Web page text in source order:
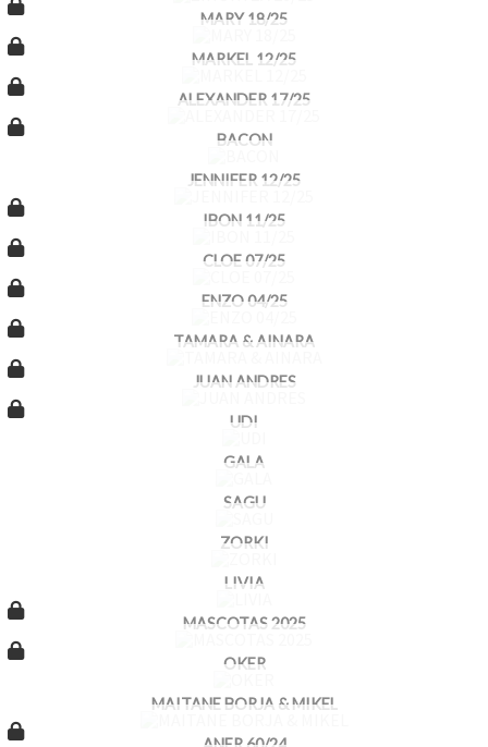
MARY 18/25
MARKEL 12/25
ALEXANDER 17/25
BACON
JENNIFER 12/25
IBON 11/25
CLOE 07/25
ENZO 04/25
TAMARA & AINARA
JUAN ANDRES
UDI
GALA
SAGU
ZORKI
LIVIA
MASCOTAS 2025
OKER
MAITANE BORJA & MIKEL